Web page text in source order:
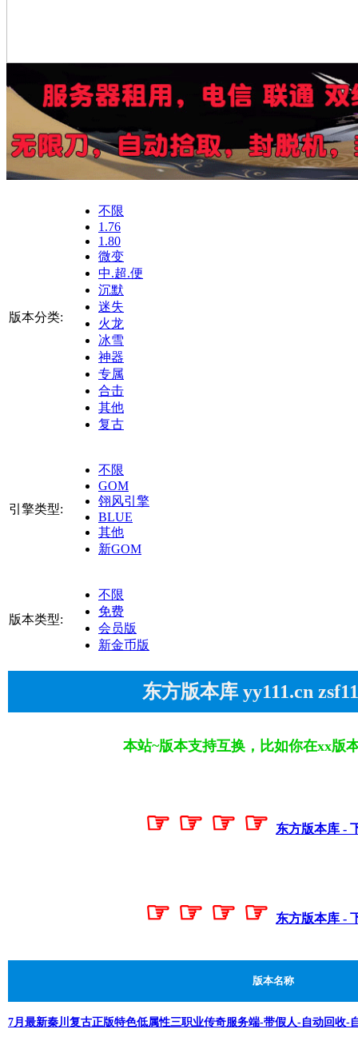
版本分类:
不限
1.76
1.80
微变
中.超.便
沉默
迷失
火龙
冰雪
神器
专属
合击
其他
复古
引擎类型:
不限
GOM
翎风引擎
BLUE
其他
新GOM
版本类型:
不限
免费
会员版
新金币版
东方版本库 yy111.cn
本站~版本支持互换，比如你在xx版
☞ ☞ ☞ ☞ 东方版本库 -
☞ ☞ ☞ ☞ 东方版本库 -
版本名称
7月最新秦川复古正版特色低属性三职业传奇服务端-带假人-自动回收-